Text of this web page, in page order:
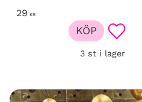
29 KR
3 st i lager
KÖP